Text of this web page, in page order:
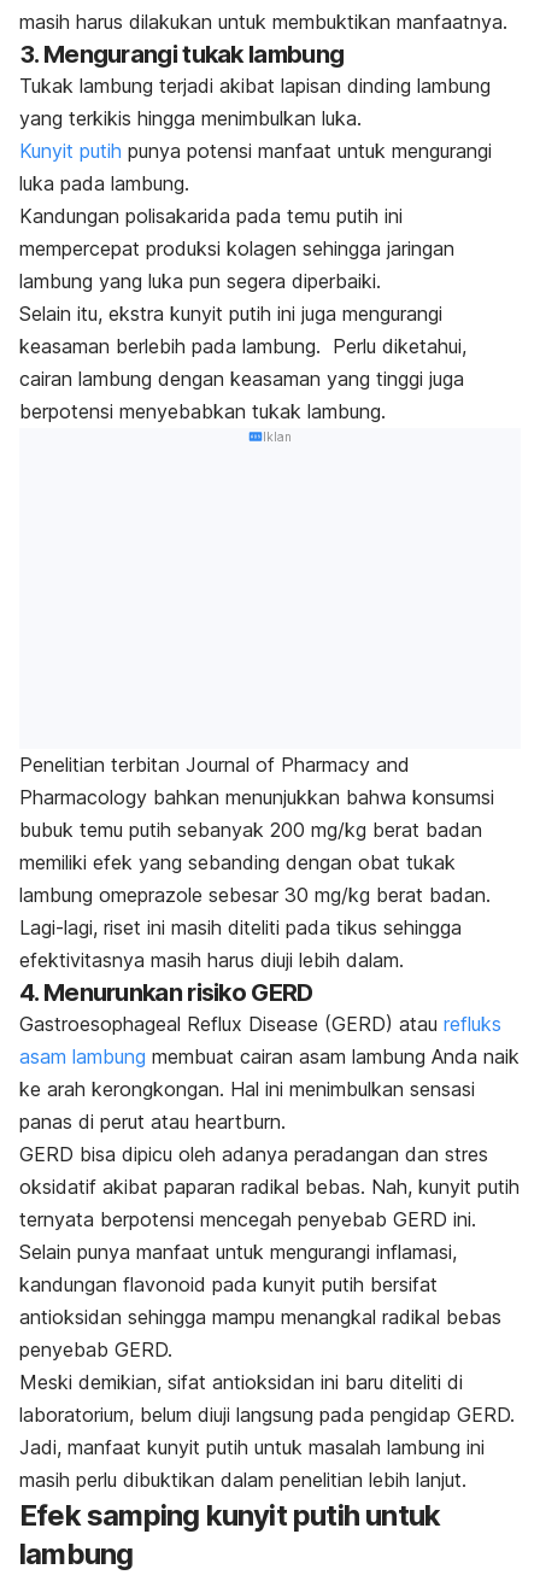
masih harus dilakukan untuk membuktikan manfaatnya.
3. Mengurangi tukak lambung
Tukak lambung terjadi akibat lapisan dinding lambung
yang terkikis hingga menimbulkan luka.
Kunyit putih punya potensi manfaat untuk mengurangi
luka pada lambung.
Kandungan polisakarida pada temu putih ini
mempercepat produksi kolagen sehingga jaringan
lambung yang luka pun segera diperbaiki.
Selain itu, ekstra kunyit putih ini juga mengurangi
keasaman berlebih pada lambung. Perlu diketahui,
cairan lambung dengan keasaman yang tinggi juga
berpotensi menyebabkan tukak lambung.
Iklan
Penelitian terbitan Journal of Pharmacy and
Pharmacology bahkan menunjukkan bahwa konsumsi
bubuk temu putih sebanyak 200 mg/kg berat badan
memiliki efek yang sebanding dengan obat tukak
lambung omeprazole sebesar 30 mg/kg berat badan.
Lagi-lagi, riset ini masih diteliti pada tikus sehingga
efektivitasnya masih harus diuji lebih dalam.
4. Menurunkan risiko GERD
Gastroesophageal Reflux Disease (GERD) atau refluks
asam lambung membuat cairan asam lambung Anda naik
ke arah kerongkongan. Hal ini menimbulkan sensasi
panas di perut atau heartburn.
GERD bisa dipicu oleh adanya peradangan dan stres
oksidatif akibat paparan radikal bebas. Nah, kunyit putih
ternyata berpotensi mencegah penyebab GERD ini.
Selain punya manfaat untuk mengurangi inflamasi,
kandungan flavonoid pada kunyit putih bersifat
antioksidan sehingga mampu menangkal radikal bebas
penyebab GERD.
Meski demikian, sifat antioksidan ini baru diteliti di
laboratorium, belum diuji langsung pada pengidap GERD.
Jadi, manfaat kunyit putih untuk masalah lambung ini
masih perlu dibuktikan dalam penelitian lebih lanjut.
Efek samping kunyit putih untuk
lambung